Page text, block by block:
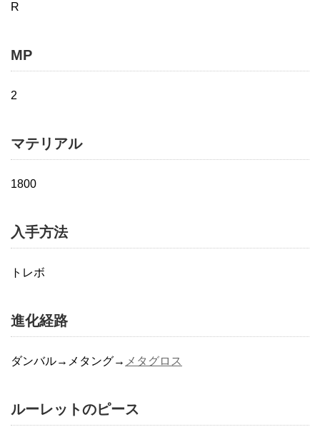
R
MP
2
マテリアル
1800
入手方法
トレボ
進化経路
ダンバル→メタング→ メタグロス
ルーレットのピース